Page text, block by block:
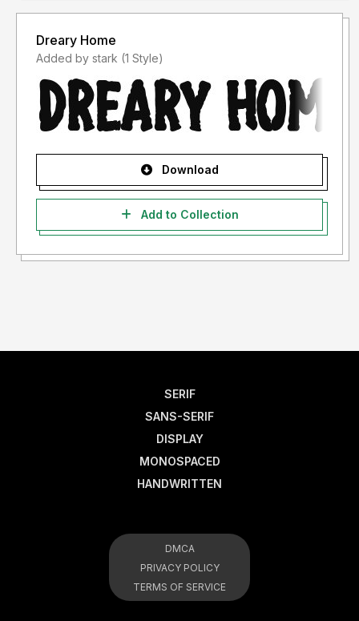
Dreary Home
Added by stark (1 Style)
Download
Add to Collection
SERIF
SANS-SERIF
DISPLAY
MONOSPACED
HANDWRITTEN
DMCA
PRIVACY POLICY
TERMS OF SERVICE